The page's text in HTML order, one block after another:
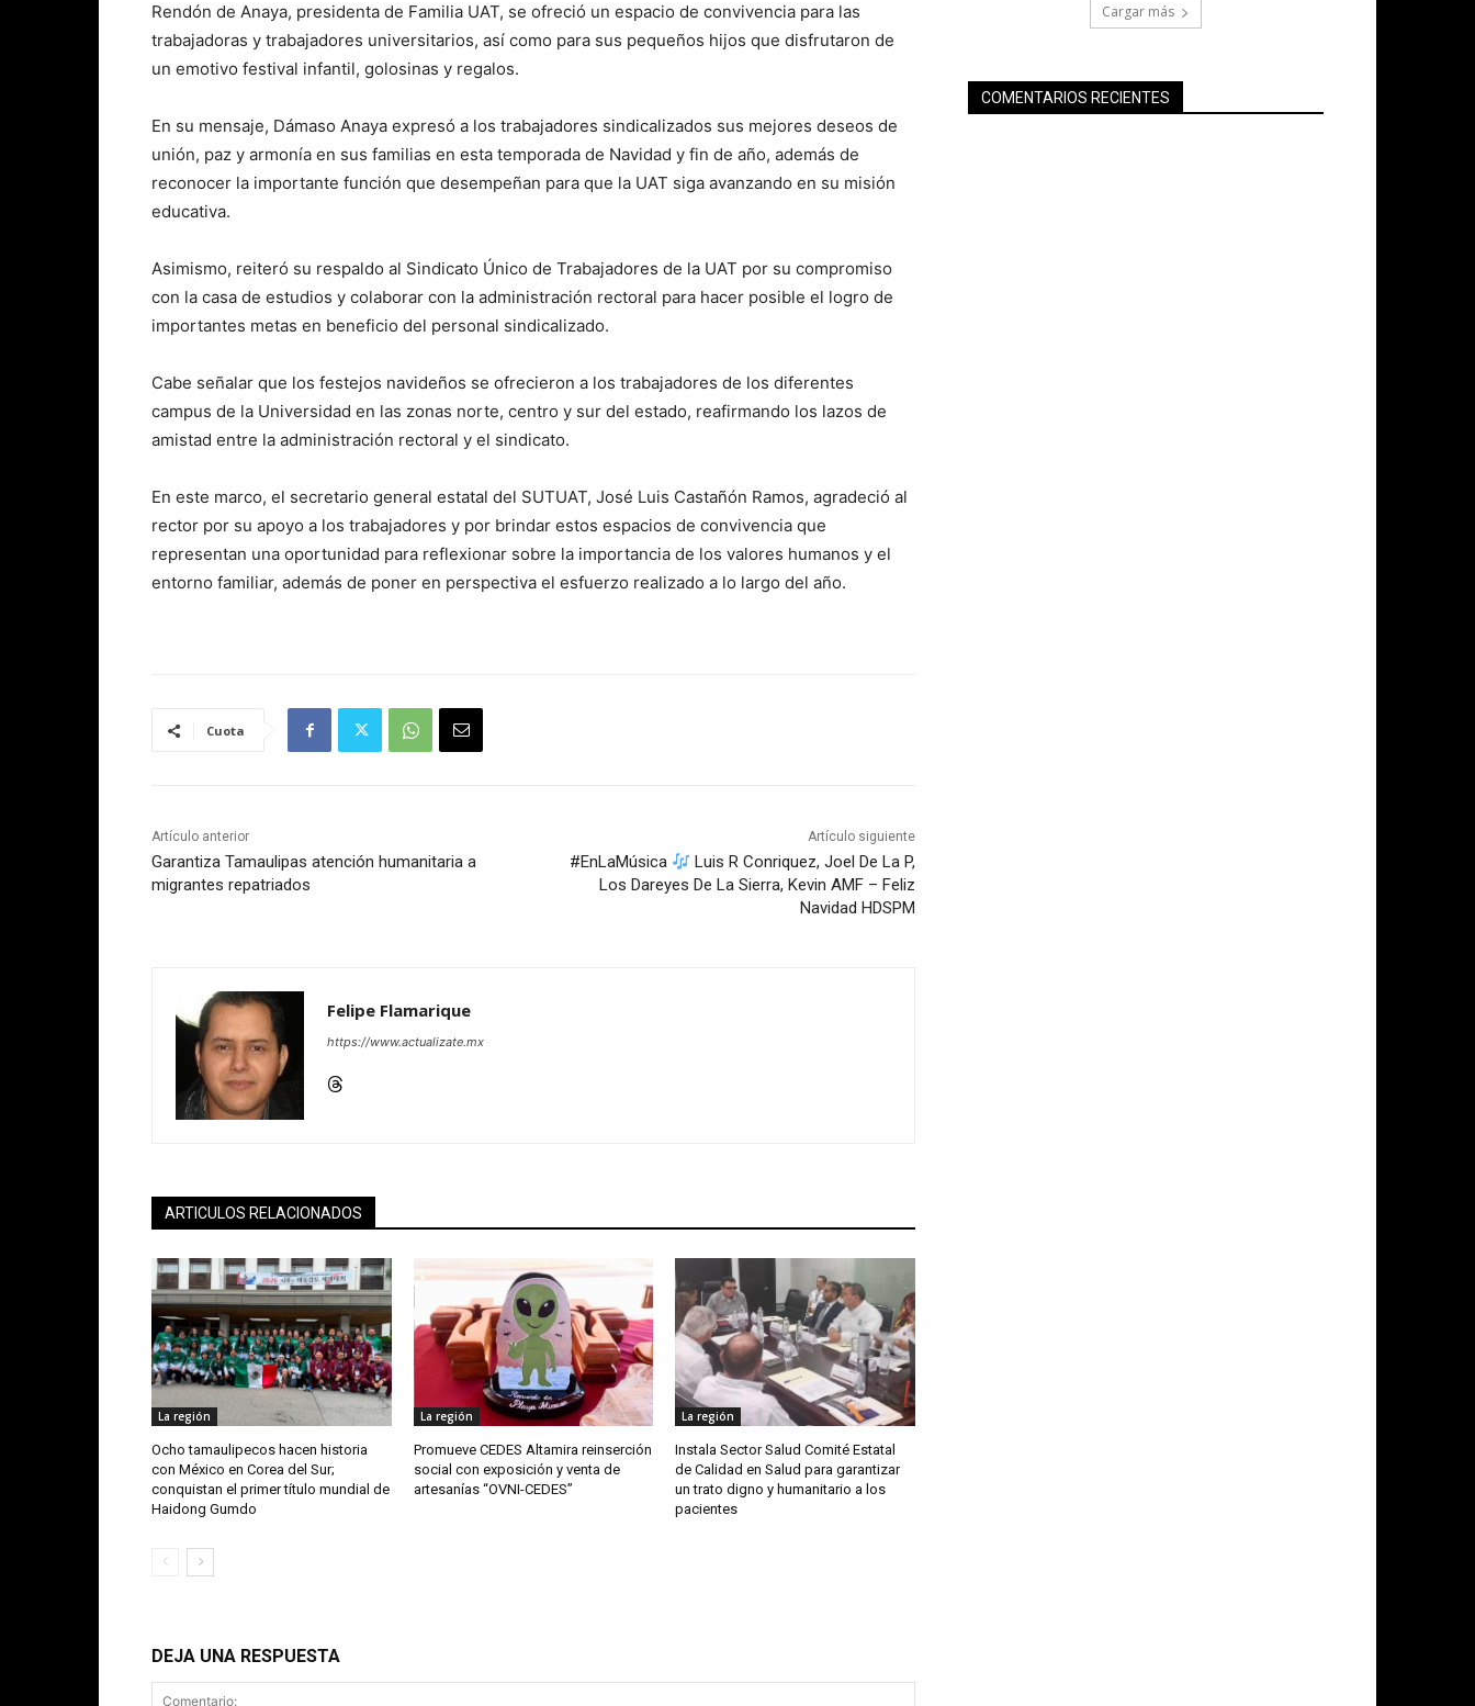
Rendón de Anaya, presidenta de Familia UAT, se ofreció un espacio de convivencia para las
trabajadoras y trabajadores universitarios, así como para sus pequeños hijos que disfrutaron de
un emotivo festival infantil, golosinas y regalos.
En su mensaje, Dámaso Anaya expresó a los trabajadores sindicalizados sus mejores deseos de
unión, paz y armonía en sus familias en esta temporada de Navidad y fin de año, además de
reconocer la importante función que desempeñan para que la UAT siga avanzando en su misión
educativa.
Asimismo, reiteró su respaldo al Sindicato Único de Trabajadores de la UAT por su compromiso
con la casa de estudios y colaborar con la administración rectoral para hacer posible el logro de
importantes metas en beneficio del personal sindicalizado.
Cabe señalar que los festejos navideños se ofrecieron a los trabajadores de los diferentes
campus de la Universidad en las zonas norte, centro y sur del estado, reafirmando los lazos de
amistad entre la administración rectoral y el sindicato.
En este marco, el secretario general estatal del SUTUAT, José Luis Castañón Ramos, agradeció al
rector por su apoyo a los trabajadores y por brindar estos espacios de convivencia que
representan una oportunidad para reflexionar sobre la importancia de los valores humanos y el
entorno familiar, además de poner en perspectiva el esfuerzo realizado a lo largo del año.
Cuota
Artículo anterior
Garantiza Tamaulipas atención humanitaria a
migrantes repatriados
Artículo siguiente
#EnLaMúsica
Luis R Conriquez, Joel De La P,
Los Dareyes De La Sierra, Kevin AMF – Feliz
Navidad HDSPM
Felipe Flamarique
https://www.actualizate.mx
ARTICULOS RELACIONADOS
La región
Ocho tamaulipecos hacen historia
con México en Corea del Sur;
conquistan el primer título mundial de
Haidong Gumdo
La región
Promueve CEDES Altamira reinserción
social con exposición y venta de
artesanías “OVNI-CEDES”
La región
Instala Sector Salud Comité Estatal
de Calidad en Salud para garantizar
un trato digno y humanitario a los
pacientes
DEJA UNA RESPUESTA
Cargar más
COMENTARIOS RECIENTES